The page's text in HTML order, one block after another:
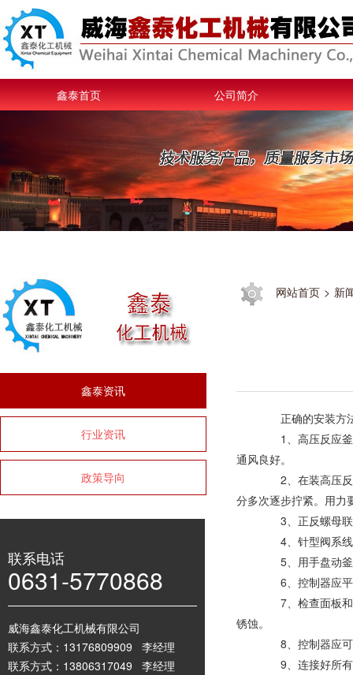
鑫泰首页 公司简介
鑫泰资讯
行业资讯
政策导向
联系电话
0631-5770868
威海鑫泰化工机械有限公司
联系方式：13176809909 李经理
联系方式：13806317049 李经理
网站首页 > 新
正确的安装方法
1、高压反应釜
通风良好。
2、在装高压反
分多次逐步拧紧。用力
3、正反螺母联
4、针型阀系线
5、用手盘动釜
6、控制器应平
7、检查面板和
锈蚀。
8、控制器应可
9、连接好所有